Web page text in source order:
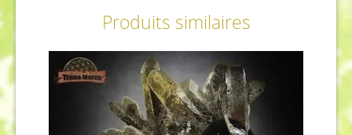
Produits similaires